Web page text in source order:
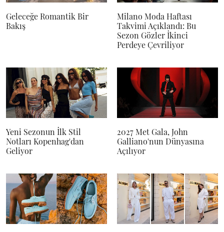
Geleceğe Romantik Bir
Bakış
Milano Moda Haftası
Takvimi Açıklandı: Bu
Sezon Gözler İkinci
Perdeye Çevriliyor
Yeni Sezonun İlk Stil
Notları Kopenhag'dan
Geliyor
2027 Met Gala, John
Galliano'nun Dünyasına
Açılıyor